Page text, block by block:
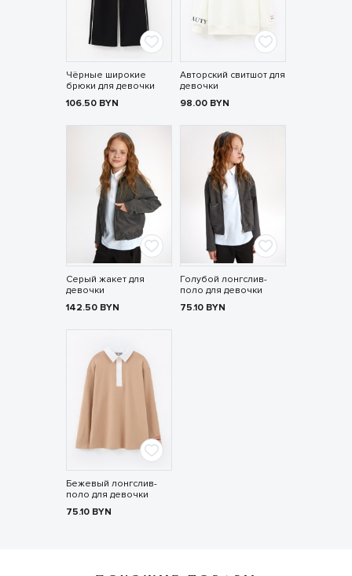
Чёрные широкие
брюки для девочки
106.50 BYN
Авторский свитшот для
девочки
98.00 BYN
Серый жакет для
девочки
142.50 BYN
Голубой лонгслив-
поло для девочки
75.10 BYN
Бежевый лонгслив-
поло для девочки
75.10 BYN